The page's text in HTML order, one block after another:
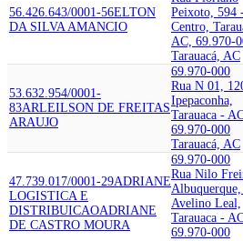
56.426.643/0001-56ELTON
DA SILVA AMANCIO
Peixoto, 594
Centro,
AC, 69.970-
Tarauacá, AC
53.632.954/0001-
83ARLEILSON DE FREITAS
ARAUJO
69.970-000
Rua N 01,
Ipepaconha,
Tarauaca -
69.970-000
Tarauacá, AC
47.739.017/0001-29ADRIANE
LOGISTICA E
DISTRIBUICAOADRIANE
DE CASTRO MOURA
69.970-000
Rua Nilo
Avelino Leal,
Tarauaca -
69.970-000